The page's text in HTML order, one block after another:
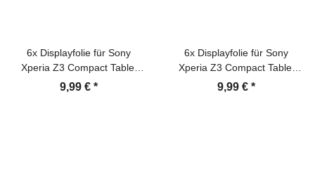
6x Displayfolie für Sony
Xperia Z3 Compact Tablet
Displayschutzfolie HD KLAR
9,99 € *
6x Displayfolie für Sony
Xperia Z3 Compact Tablet
Displayschutzfolie MATT
9,99 € *